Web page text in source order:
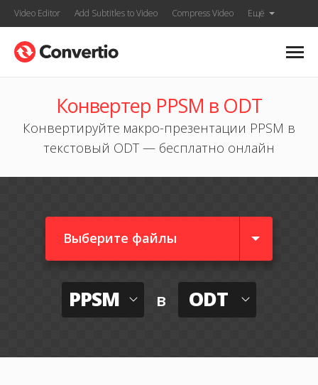
Video Editor Add Subtitles to Video Compress Video Ещё
Конвертер PPSM в ODT
Конвертируйте макро-презентации PPSM в
текстовый ODT — бесплатно онлайн
Выберите файлы
PPSM в ODT